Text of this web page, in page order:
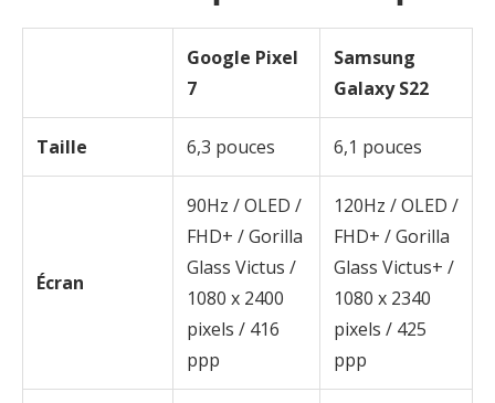
Google Pixel
7
Samsung
Galaxy S22
Taille 6,3 pouces 6,1 pouces
Écran
90Hz / OLED /
FHD+ / Gorilla
Glass Victus /
1080 x 2400
pixels / 416
ppp
120Hz / OLED /
FHD+ / Gorilla
Glass Victus+ /
1080 x 2340
pixels / 425
ppp